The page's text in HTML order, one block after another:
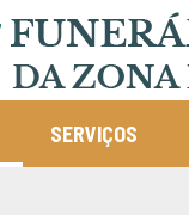
SERVIÇOS